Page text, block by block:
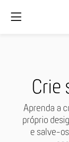
Crie
Aprenda a
próprio
e salve-